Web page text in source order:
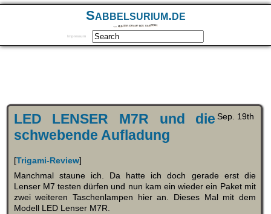
Sabbelsurium.de
… munter drauf los sabbeln
Impressum
Sep. 19th
LED LENSER M7R und die
schwebende Aufladung
[Trigami-Review]
Manchmal staune ich. Da hatte ich doch gerade erst die
Lenser M7 testen dürfen und nun kam ein wieder ein Paket mit
zwei weiteren Taschenlampen hier an. Dieses Mal mit dem
Modell LED Lenser M7R.